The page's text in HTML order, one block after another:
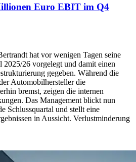
Euro EBIT im Q4
hat vor wenigen Tagen seine
26 vorgelegt und damit einen
gegeben. Während die
Automobilhersteller die
bremst, zeigen die internen
Das Management blickt nun
Schlussquartal und stellt eine
in Aussicht. Verlustminderung